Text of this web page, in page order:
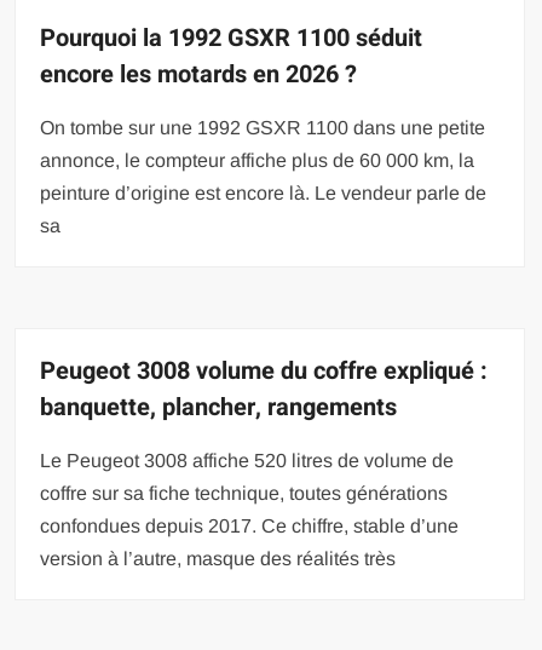
Pourquoi la 1992 GSXR 1100 séduit
encore les motards en 2026 ?
On tombe sur une 1992 GSXR 1100 dans une petite
annonce, le compteur affiche plus de 60 000 km, la
peinture d’origine est encore là. Le vendeur parle de
sa
Peugeot 3008 volume du coffre expliqué :
banquette, plancher, rangements
Le Peugeot 3008 affiche 520 litres de volume de
coffre sur sa fiche technique, toutes générations
confondues depuis 2017. Ce chiffre, stable d’une
version à l’autre, masque des réalités très